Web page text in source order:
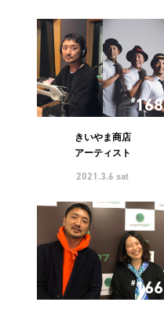
168
きいやま商店
アーティスト
2021.3.6 sat
166